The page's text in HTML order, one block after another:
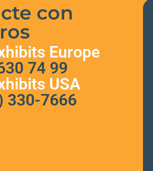
con
Europe
74 99
USA
330-7666